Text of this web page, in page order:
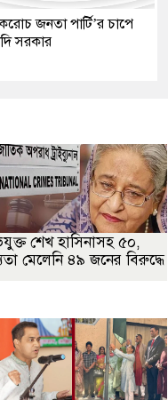
জনতা পার্টি’র চাপে
সরকার
শেখ হাসিনাসহ ৫০,
মেলেনি ৪৯ জনের বিরুদ্ধে